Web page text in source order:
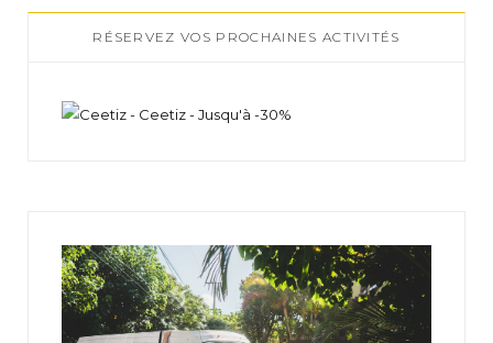
RÉSERVEZ VOS PROCHAINES ACTIVITÉS